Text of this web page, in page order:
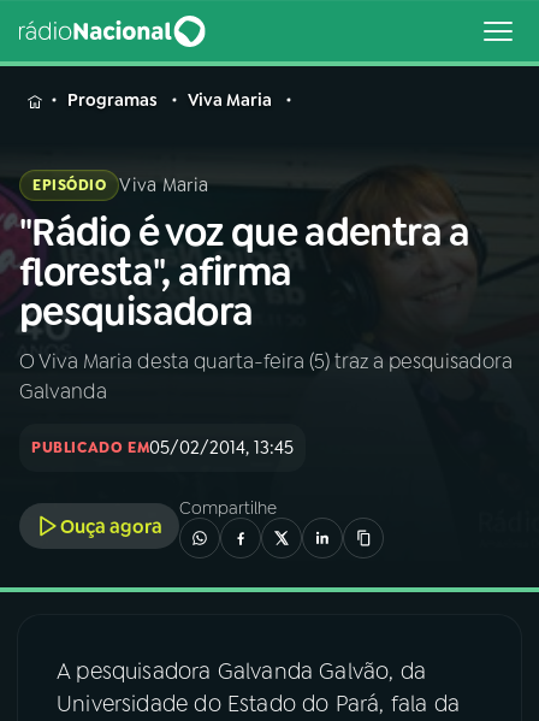
MENU
Buscar
na
Rádio
Nacional
Buscar
AO VIVO
INÍCIO
A RÁDIO
03PROGRAMAÇÃO
04PROGRAMAS
Programas Viva Maria
EPISÓDIO Viva Maria
"Rádio é voz que adentra a
floresta", afirma
pesquisadora
O Viva Maria desta quarta-feira (5) traz a pesquisadora
Galvanda
PUBLICADO EM05/02/2014, 13:45
Ouça agora
Compartilhe
A pesquisadora Galvanda Galvão, da
Universidade do Estado do Pará, fala da